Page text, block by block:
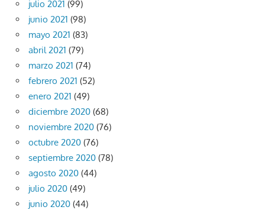
julio 2021 (99)
junio 2021 (98)
mayo 2021 (83)
abril 2021 (79)
marzo 2021 (74)
febrero 2021 (52)
enero 2021 (49)
diciembre 2020 (68)
noviembre 2020 (76)
octubre 2020 (76)
septiembre 2020 (78)
agosto 2020 (44)
julio 2020 (49)
junio 2020 (44)